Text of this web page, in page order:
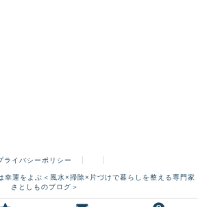
ライバシーポリシー
運をよぶ＜風水×掃除×片づけで暮らしを整える専門家
さとしものブログ＞